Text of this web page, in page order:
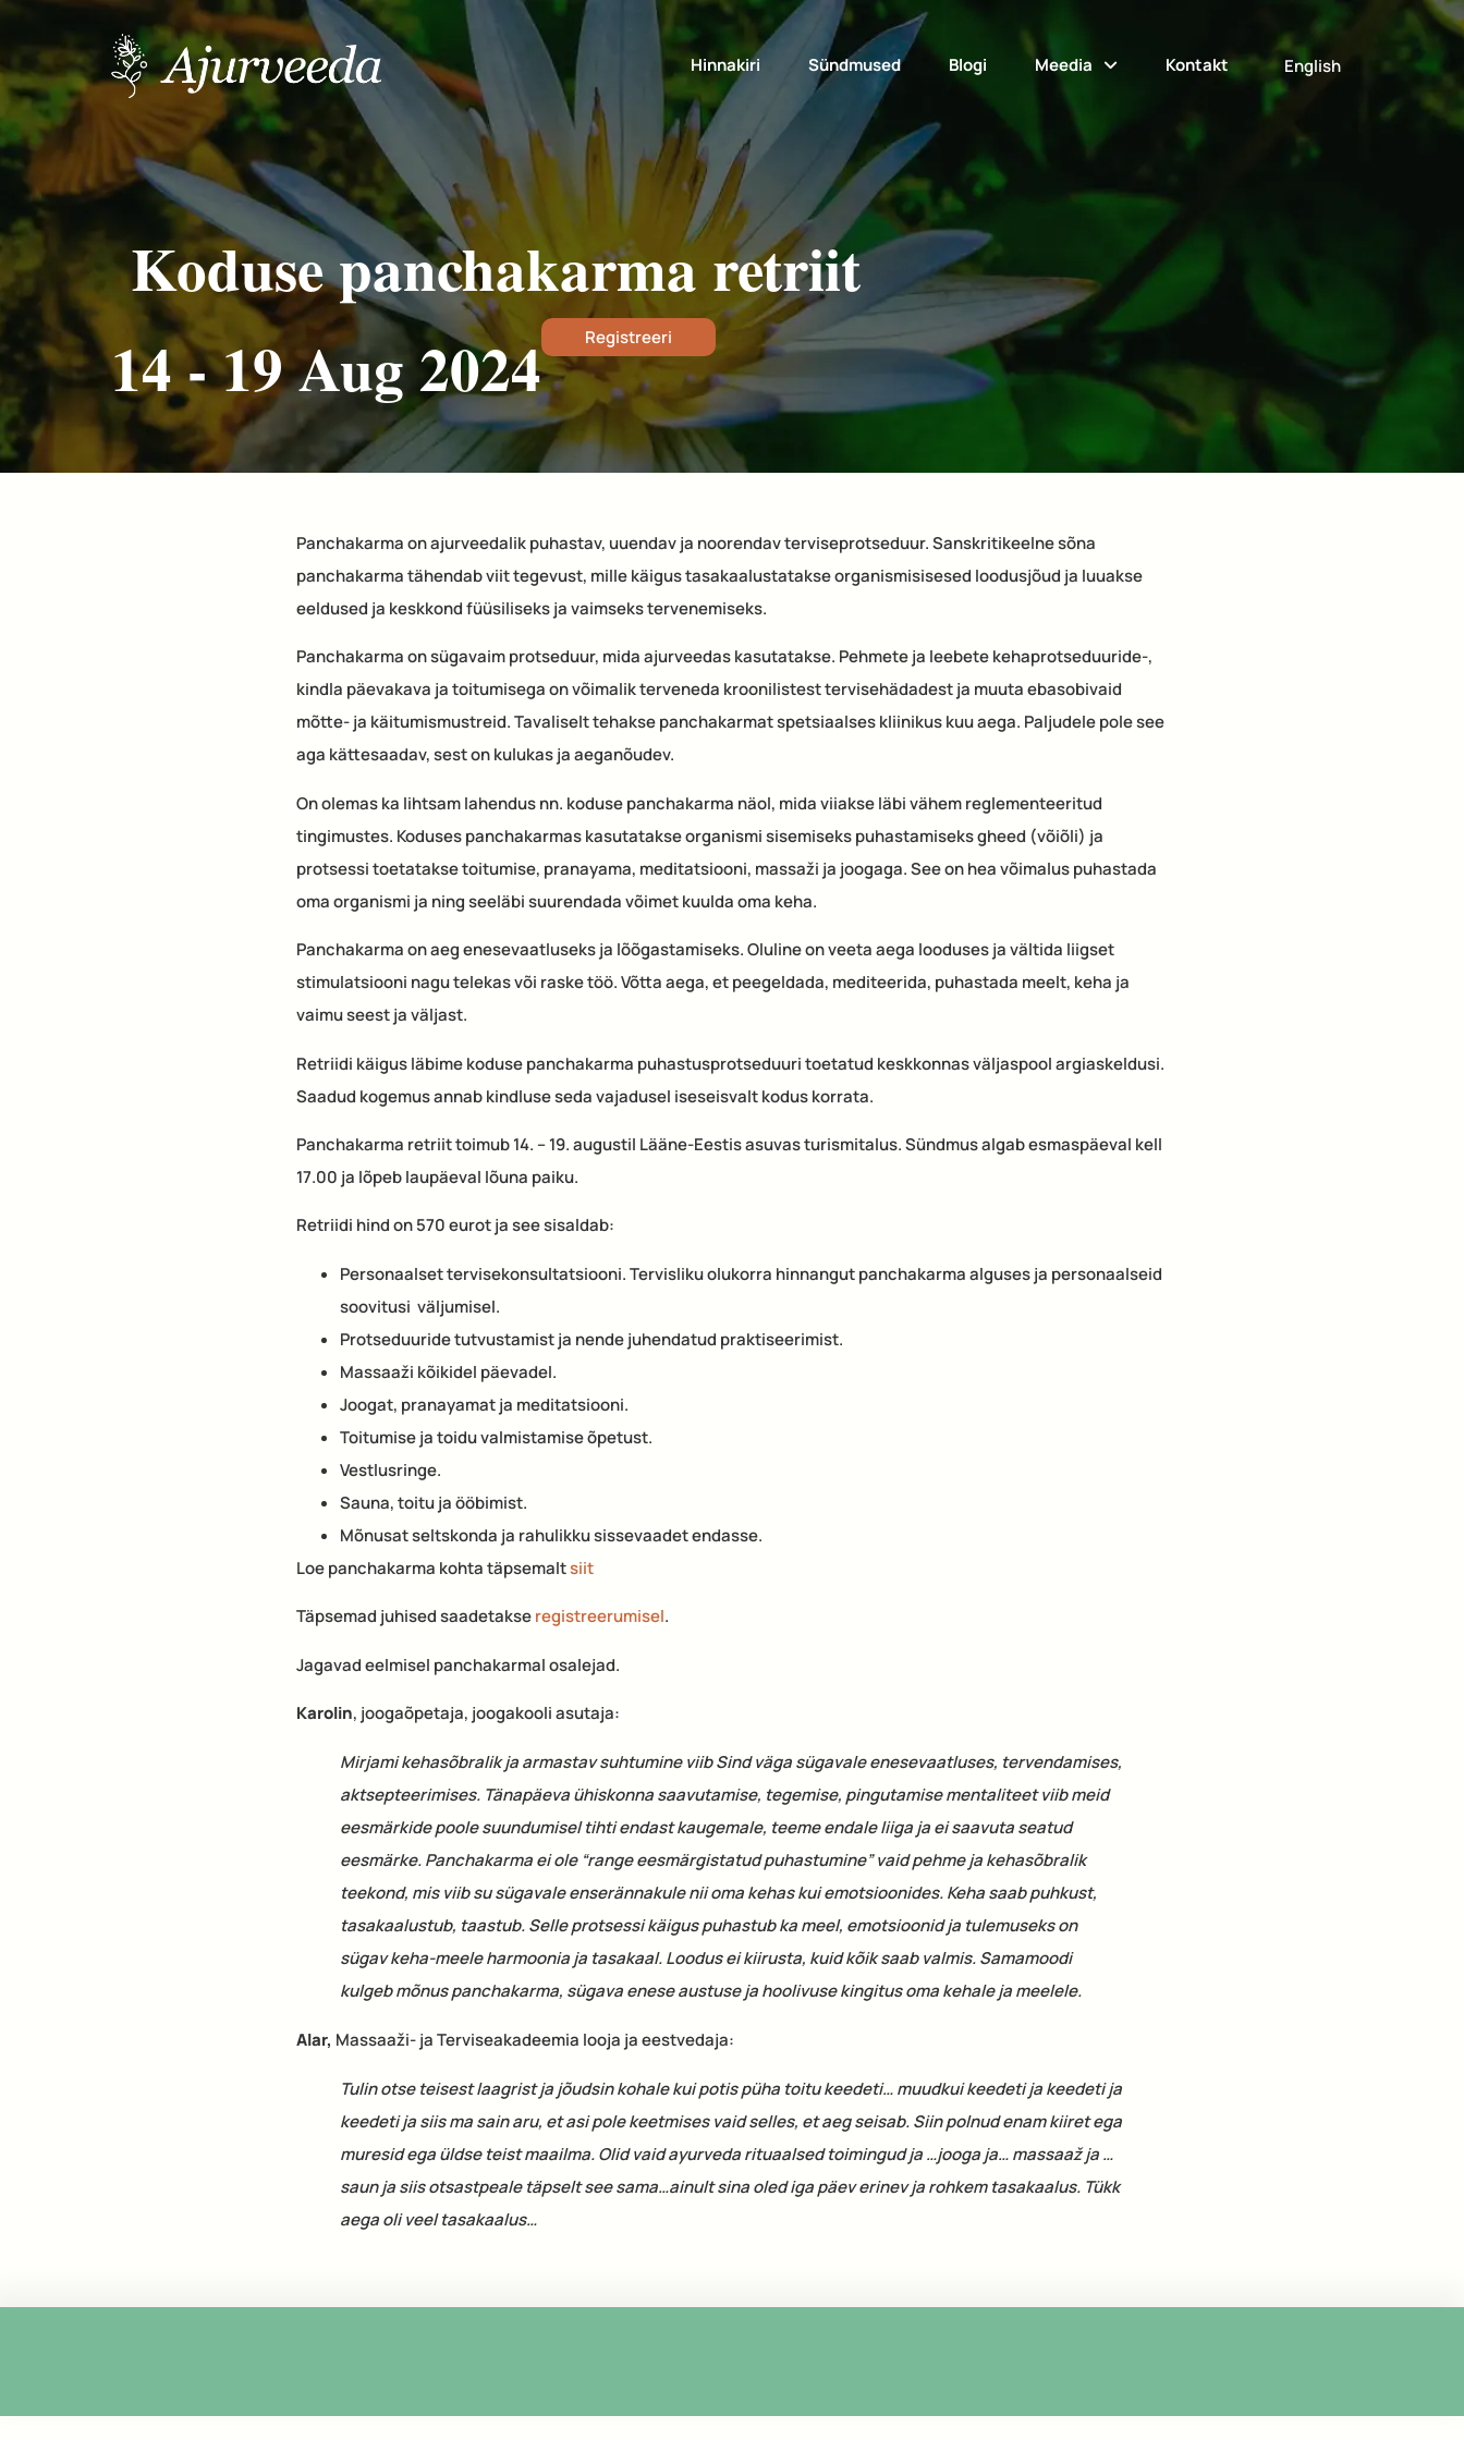
Hinnakiri Sündmused Blogi Meedia Kontakt English
Koduse panchakarma retriit
14 - 19 Aug 2024
Registreeri
Panchakarma on ajurveedalik puhastav, uuendav ja noorendav terviseprotseduur. Sanskritikeelne sõna
panchakarma tähendab viit tegevust, mille käigus tasakaalustatakse organismisisesed loodusjõud ja luuakse
eeldused ja keskkond füüsiliseks ja vaimseks tervenemiseks.
Panchakarma on sügavaim protseduur, mida ajurveedas kasutatakse. Pehmete ja leebete kehaprotseduuride-,
kindla päevakava ja toitumisega on võimalik terveneda kroonilistest tervisehädadest ja muuta ebasobivaid
mõtte- ja käitumismustreid. Tavaliselt tehakse panchakarmat spetsiaalses kliinikus kuu aega. Paljudele pole see
aga kättesaadav, sest on kulukas ja aeganõudev.
On olemas ka lihtsam lahendus nn. koduse panchakarma näol, mida viiakse läbi vähem reglementeeritud
tingimustes. Koduses panchakarmas kasutatakse organismi sisemiseks puhastamiseks gheed (võiõli) ja
protsessi toetatakse toitumise, pranayama, meditatsiooni, massaži ja joogaga. See on hea võimalus puhastada
oma organismi ja ning seeläbi suurendada võimet kuulda oma keha.
Panchakarma on aeg enesevaatluseks ja lõõgastamiseks. Oluline on veeta aega looduses ja vältida liigset
stimulatsiooni nagu telekas või raske töö. Võtta aega, et peegeldada, mediteerida, puhastada meelt, keha ja
vaimu seest ja väljast.
Retriidi käigus läbime koduse panchakarma puhastusprotseduuri toetatud keskkonnas väljaspool argiaskeldusi.
Saadud kogemus annab kindluse seda vajadusel iseseisvalt kodus korrata.
Panchakarma retriit toimub 14. – 19. augustil Lääne-Eestis asuvas turismitalus. Sündmus algab esmaspäeval kell
17.00 ja lõpeb laupäeval lõuna paiku.
Retriidi hind on 570 eurot ja see sisaldab:
Personaalset tervisekonsultatsiooni. Tervisliku olukorra hinnangut panchakarma alguses ja personaalseid
soovitusi väljumisel.
Protseduuride tutvustamist ja nende juhendatud praktiseerimist.
Massaaži kõikidel päevadel.
Joogat, pranayamat ja meditatsiooni.
Toitumise ja toidu valmistamise õpetust.
Vestlusringe.
Sauna, toitu ja ööbimist.
Mõnusat seltskonda ja rahulikku sissevaadet endasse.
Loe panchakarma kohta täpsemaltsiit
Täpsemad juhised saadetakseregistreerumisel.
Jagavad eelmisel panchakarmal osalejad.
Karolin, joogaõpetaja, joogakooli asutaja:
Mirjami kehasõbralik ja armastav suhtumine viib Sind väga sügavale enesevaatluses, tervendamises,
aktsepteerimises. Tänapäeva ühiskonna saavutamise, tegemise, pingutamise mentaliteet viib meid
eesmärkide poole suundumisel tihti endast kaugemale, teeme endale liiga ja ei saavuta seatud
eesmärke. Panchakarma ei ole “range eesmärgistatud puhastumine” vaid pehme ja kehasõbralik
teekond, mis viib su sügavale enserännakule nii oma kehas kui emotsioonides. Keha saab puhkust,
tasakaalustub, taastub. Selle protsessi käigus puhastub ka meel, emotsioonid ja tulemuseks on
sügav keha-meele harmoonia ja tasakaal. Loodus ei kiirusta, kuid kõik saab valmis. Samamoodi
kulgeb mõnus panchakarma, sügava enese austuse ja hoolivuse kingitus oma kehale ja meelele.
Alar, Massaaži- ja Terviseakadeemia looja ja eestvedaja:
Tulin otse teisest laagrist ja jõudsin kohale kui potis püha toitu keedeti… muudkui keedeti ja keedeti ja
keedeti ja siis ma sain aru, et asi pole keetmises vaid selles, et aeg seisab. Siin polnud enam kiiret ega
muresid ega üldse teist maailma. Olid vaid ayurveda rituaalsed toimingud ja …jooga ja… massaaž ja …
saun ja siis otsastpeale täpselt see sama…ainult sina oled iga päev erinev ja rohkem tasakaalus. Tükk
aega oli veel tasakaalus…